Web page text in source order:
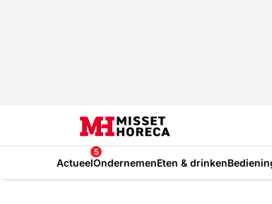
Actueel
5
OndernemenEten & drinken